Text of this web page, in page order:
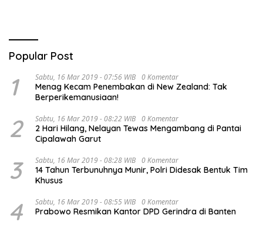
Popular Post
1 Sabtu, 16 Mar 2019 - 07:56 WIB 0 Komentar
Menag Kecam Penembakan di New Zealand: Tak
Berperikemanusiaan!
2 Sabtu, 16 Mar 2019 - 08:22 WIB 0 Komentar
2 Hari Hilang, Nelayan Tewas Mengambang di Pantai
Cipalawah Garut
3 Sabtu, 16 Mar 2019 - 08:28 WIB 0 Komentar
14 Tahun Terbunuhnya Munir, Polri Didesak Bentuk Tim
Khusus
4 Sabtu, 16 Mar 2019 - 08:55 WIB 0 Komentar
Prabowo Resmikan Kantor DPD Gerindra di Banten